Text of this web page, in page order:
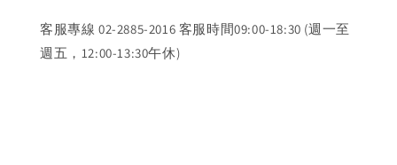
客服專線 02-2885-2016 客服時間09:00-18:30 (週一至
週五，12:00-13:30午休)